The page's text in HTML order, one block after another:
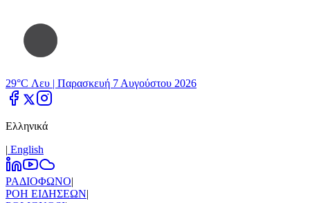
29°C Λευ | Παρασκευή 7 Αυγούστου 2026
Ελληνικά
| Εnglish
ΡΑΔΙΟΦΩΝΟ|
ΡΟΗ ΕΙΔΗΣΕΩΝ|